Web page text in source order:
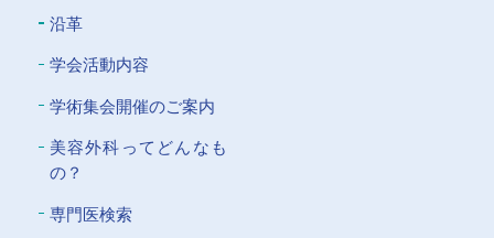
沿革
学会活動内容
学術集会開催のご案内
美容外科ってどんなも
の？
専門医検索